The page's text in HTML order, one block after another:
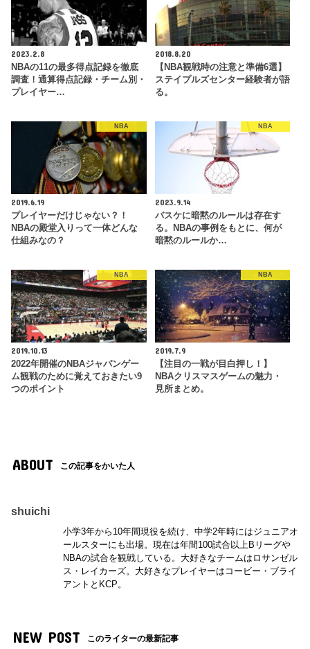
2023.2.8
NBAの11の最多得点記録を徹底
調査！通算得点記録・チーム別・
プレイヤー…
2018.8.20
【NBA観戦時の注意と準備6選】
ステイプルズセンター経験者が語
る。
NBA
2019.6.19
プレイヤーだけじゃない？！
NBAの殿堂入りって一体どんな
仕組みなの？
NBA
2023.9.14
バスケに暗黙のルールは存在す
る。NBAの事例をもとに、何が
暗黙のルールか…
NBA
2019.10.13
2022年開催のNBAジャパンゲー
ム観戦のために覚えておきたい9
つのポイント
NBA
2019.7.9
【注目の一戦が目白押し！】
NBAクリスマスゲームの魅力・
見所まとめ。
ABOUT この記事をかいた人
shuichi
小学3年から10年間現役を続け、中学2年時にはジュニアオ
ールスターにも出場。現在は年間100試合以上Bリーグや
NBAの試合を観戦している。大好きなチームはロサンゼル
ス・レイカーズ。大好きなプレイヤーはコービー・ブライ
アントとKCP。
NEW POST このライターの最新記事